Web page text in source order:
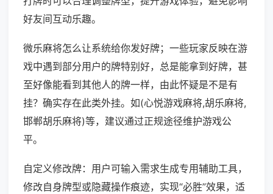
好友间互动乐趣。
微乐麻将怎么让系统给你发好牌；一些玩家反映在游
戏中遇到部分用户的牌特别好，总是能拿到好牌，甚
至好像能看到其他人的牌一样，由此怀疑是不是有
挂？确实存在此类外挂。如(心悦游戏麻将,胡乐麻将,
邯郸胡乐麻将)等，建议通过正规途径维护游戏公
平。
自定义修改牌：用户可输入需求生成专用辅助工具，
修改自身牌型或隐藏操作痕迹，实现“必胜”效果，适